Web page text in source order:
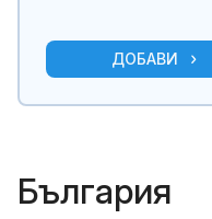
ДОБАВИ
България